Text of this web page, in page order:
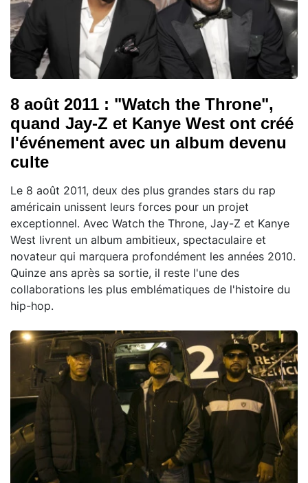
8 août 2011 : "Watch the Throne",
quand Jay-Z et Kanye West ont créé
l'événement avec un album devenu
culte
Le 8 août 2011, deux des plus grandes stars du rap
américain unissent leurs forces pour un projet
exceptionnel. Avec Watch the Throne, Jay-Z et Kanye
West livrent un album ambitieux, spectaculaire et
novateur qui marquera profondément les années 2010.
Quinze ans après sa sortie, il reste l'une des
collaborations les plus emblématiques de l'histoire du
hip-hop.